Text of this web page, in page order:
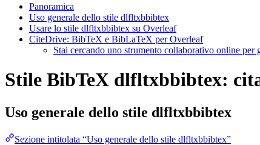
Panoramica
Uso generale dello stile dlfltxbbibtex
Usare lo stile dlfltxbbibtex su Overleaf
CiteDrive: BibTeX e BibLaTeX per Overleaf
Stai cercando uno strumento collaborativo online
Stile BibTeX dlfltxbbibtex:
Uso generale dello stile dlfltxbbibtex
Sezione intitolata “Uso generale dello stile dlfltxbbibtex”